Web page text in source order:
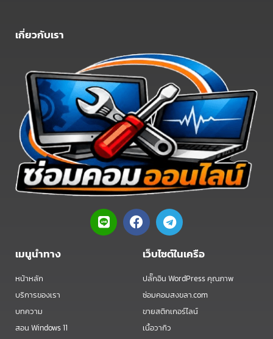
เกี่ยวกับเรา
L
i
n
F
a
c
o
o
k
T
e
l
e
r
a
m
เมนูนำทาง
หน้าหลัก
บริการของเรา
บทความ
สอน Windows 11
เว็บไซต์ในเครือ
ปลั๊กอิน WordPress คุณภาพ
ซ่อมคอมสงขลา.com
ขายสติกเกอร์ไลน์
เนื้อวากิว